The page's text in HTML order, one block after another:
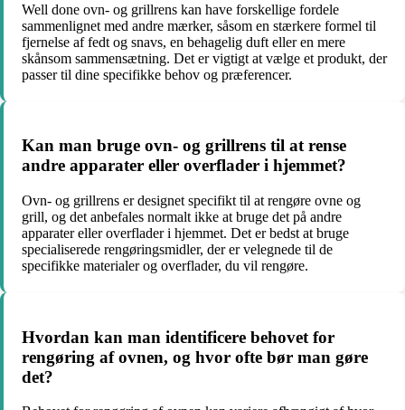
Well done ovn- og grillrens kan have forskellige fordele
sammenlignet med andre mærker, såsom en stærkere formel til
fjernelse af fedt og snavs, en behagelig duft eller en mere
skånsom sammensætning. Det er vigtigt at vælge et produkt, der
passer til dine specifikke behov og præferencer.
Kan man bruge ovn- og grillrens til at rense
andre apparater eller overflader i hjemmet?
Ovn- og grillrens er designet specifikt til at rengøre ovne og
grill, og det anbefales normalt ikke at bruge det på andre
apparater eller overflader i hjemmet. Det er bedst at bruge
specialiserede rengøringsmidler, der er velegnede til de
specifikke materialer og overflader, du vil rengøre.
Hvordan kan man identificere behovet for
rengøring af ovnen, og hvor ofte bør man gøre
det?